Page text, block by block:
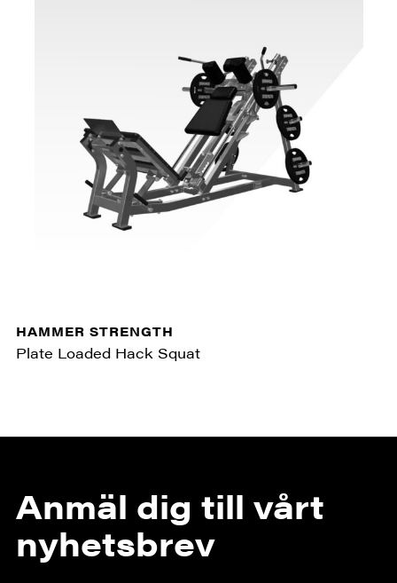
HAMMER STRENGTH
Plate Loaded Hack Squat
Anmäl dig till vårt
nyhetsbrev